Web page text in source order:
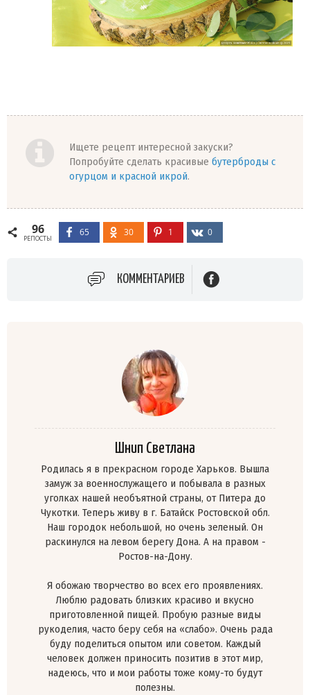
Ищете рецепт интересной закуски?
Попробуйте сделать красивые бутерброды с
огурцом и красной икрой.
96
РЕПОСТЫ
65 30 1 0
КОММЕНТАРИЕВ
Шнип Светлана
Родилась я в прекрасном городе Харьков. Вышла
замуж за военнослужащего и побывала в разных
уголках нашей необъятной страны, от Питера до
Чукотки. Теперь живу в г. Батайск Ростовской обл.
Наш городок небольшой, но очень зеленый. Он
раскинулся на левом берегу Дона. А на правом -
Ростов-на-Дону.
Я обожаю творчество во всех его проявлениях.
Люблю радовать близких красиво и вкусно
приготовленной пищей. Пробую разные виды
рукоделия, часто беру себя на «слабо». Очень рада
буду поделиться опытом или советом. Каждый
человек должен приносить позитив в этот мир,
надеюсь, что и мои работы тоже кому-то будут
полезны.